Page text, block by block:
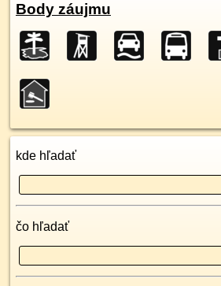
Body záujmu
kde hľadať
čo hľadať